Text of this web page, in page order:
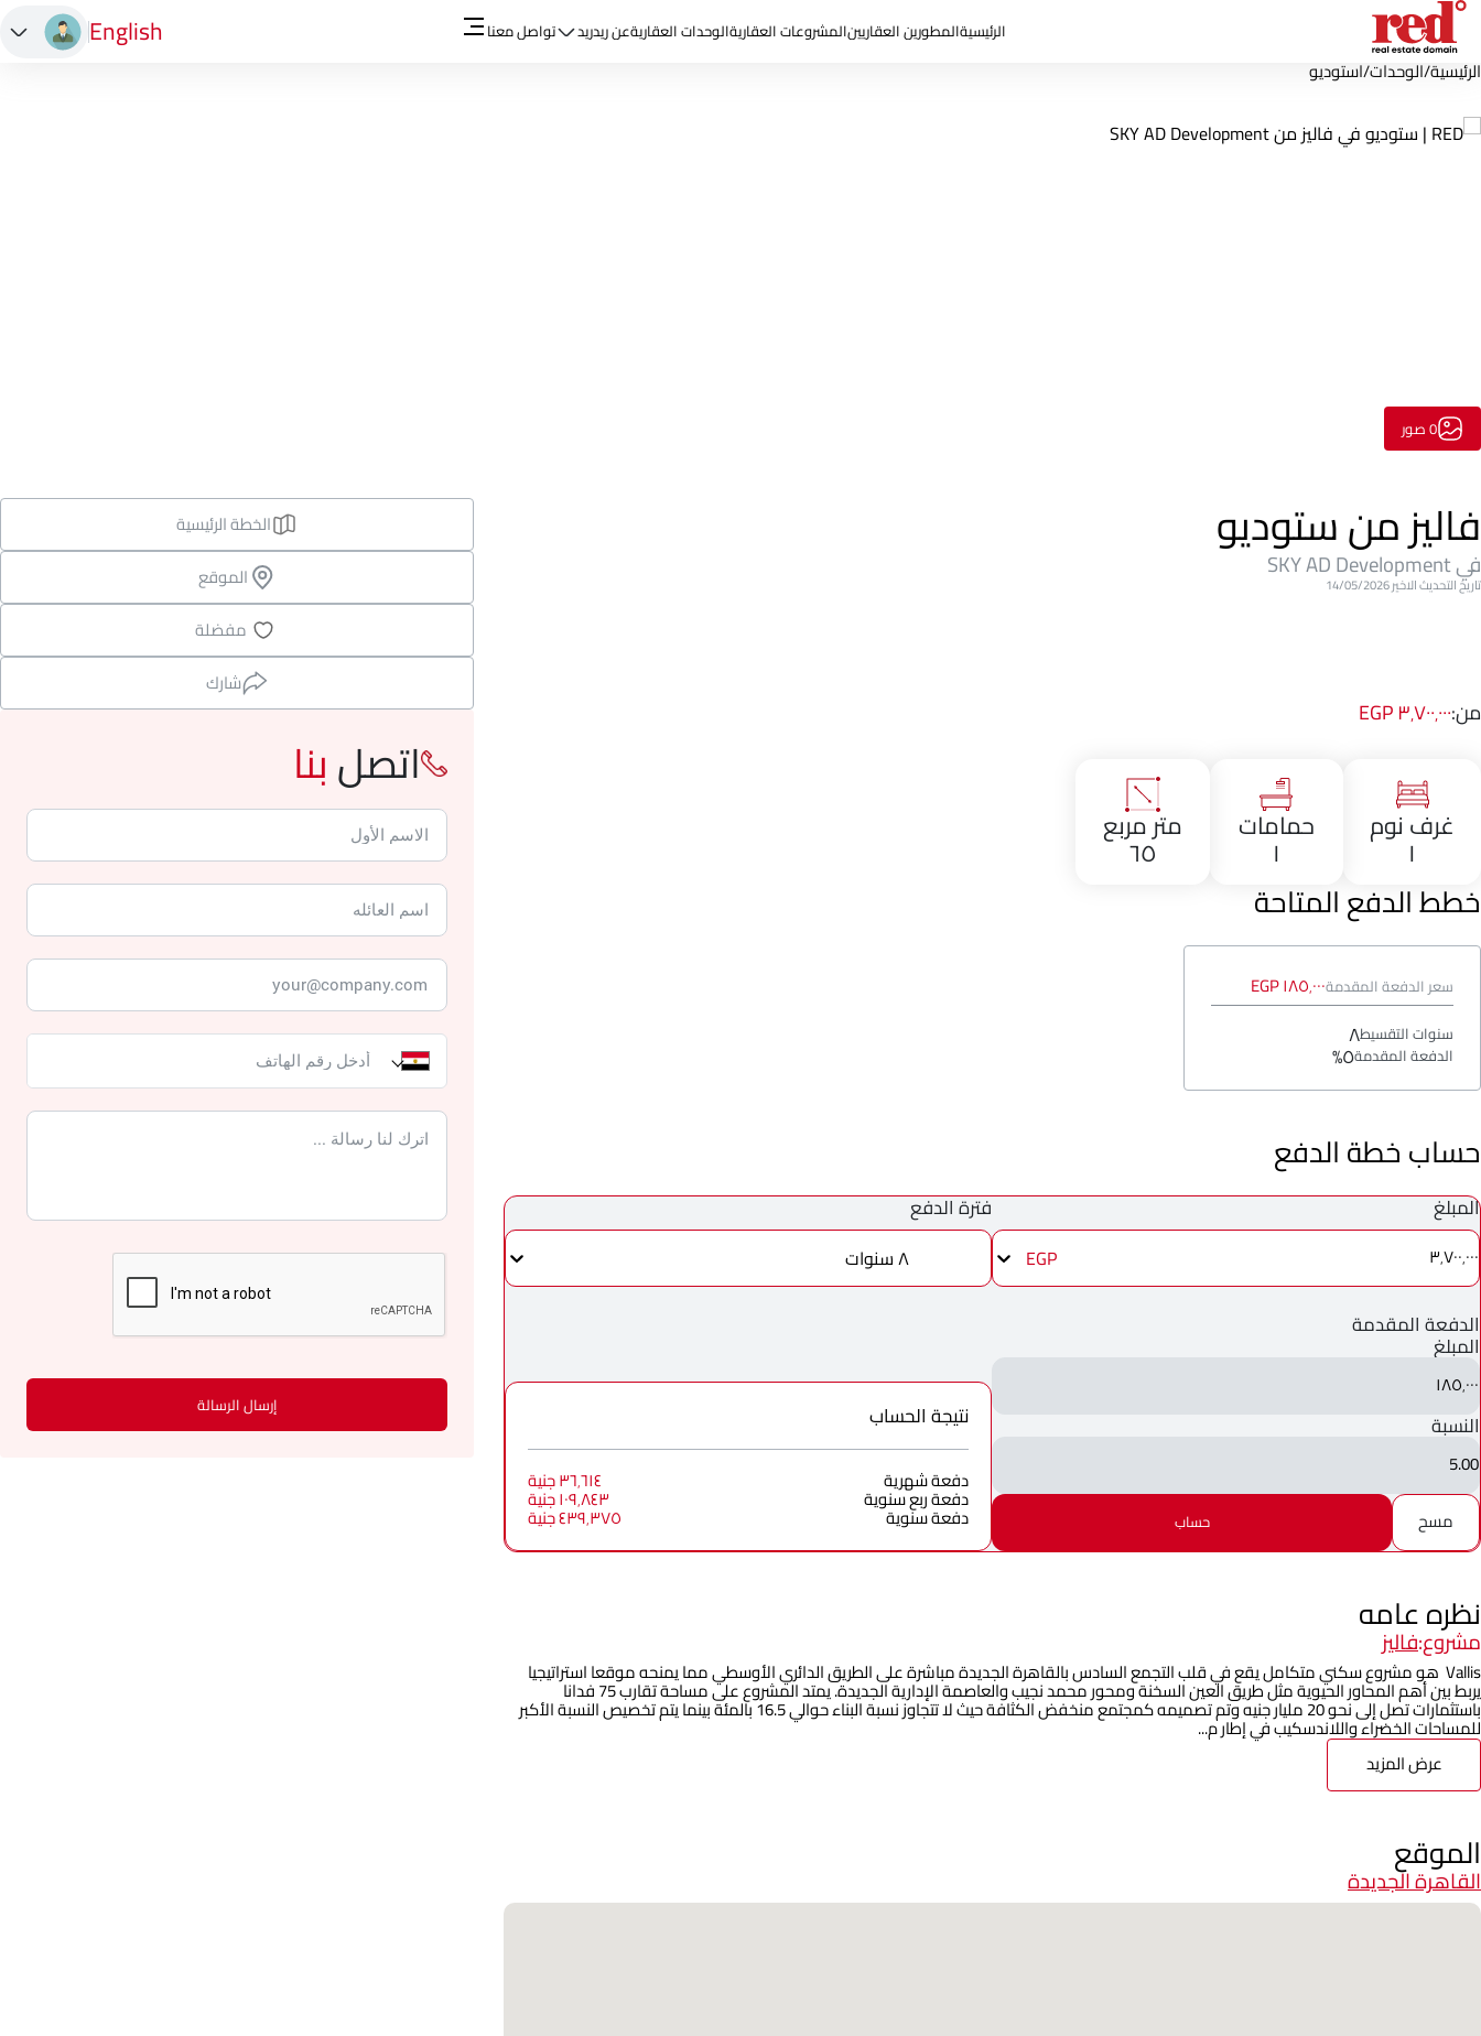
الرئيسيةالمطورين العقاريينالمشروعات العقاريةالوحدات العقاريةعن ريدريد تواصل معنا English
الرئيسية/الوحدات/استوديو
0 صور
فاليز من ستوديو
في SKY AD Development
تاريخ التحديث الاخير 14/05/2026
من:٣٬٧٠٠٬٠٠٠ EGP
غرف نوم
١
حمامات
١
متر مربع
٦٥
خطط الدفع المتاحة
سعر الدفعة المقدمة١٨٥٬٠٠٠ EGP
سنوات التقسيط٨
الدفعة المقدمة٥%
حساب خطة الدفع
المبلغ
٣٬٧٠٠٬٠٠٠ EGP
فترة الدفع
٨ سنوات
الدفعة المقدمة
المبلغ
١٨٥٬٠٠٠
النسبة
5.00
مسح
حساب
نتيجة الحساب
دفعة شهرية ٣٦٬٦١٤ جنية
دفعة ربع سنوية ١٠٩٬٨٤٣ جنية
دفعة سنوية ٤٣٩٬٣٧٥ جنية
نظره عامه
مشروع:فاليز
Vallis هو مشروع سكني متكامل يقع في قلب التجمع السادس بالقاهرة الجديدة مباشرة على الطريق الدائري الأوسطي مما يمنحه موقعا استراتيجيا
يربط بين أهم المحاور الحيوية مثل طريق العين السخنة ومحور محمد نجيب والعاصمة الإدارية الجديدة. يمتد المشروع على مساحة تقارب 75 فدانا
باستثمارات تصل إلى نحو 20 مليار جنيه وتم تصميمه كمجتمع منخفض الكثافة حيث لا تتجاوز نسبة البناء حوالي 16.5 بالمئة بينما يتم تخصيص النسبة الأكبر
للمساحات الخضراء واللاندسكيب في إطار م...
عرض المزيد
الموقع
القاهرة الجديدة
الخطة الرئيسية
الموقع
مفضلة
شارك
اتصلبنا
إرسال الرسالة